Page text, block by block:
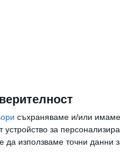
съхраняваме и/или имаме
за
да използваме точни данни
Су-57Е от
2026